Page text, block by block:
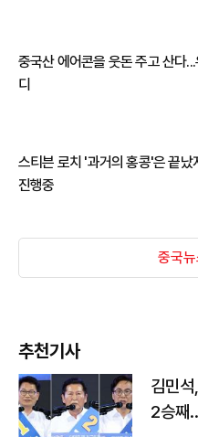
중국산 에어콘을 웃돈 주고 산다
디
스티븐 로치 '과거의 홍콩'은 끝났
진행중
중국
추천기사
김민
2승째